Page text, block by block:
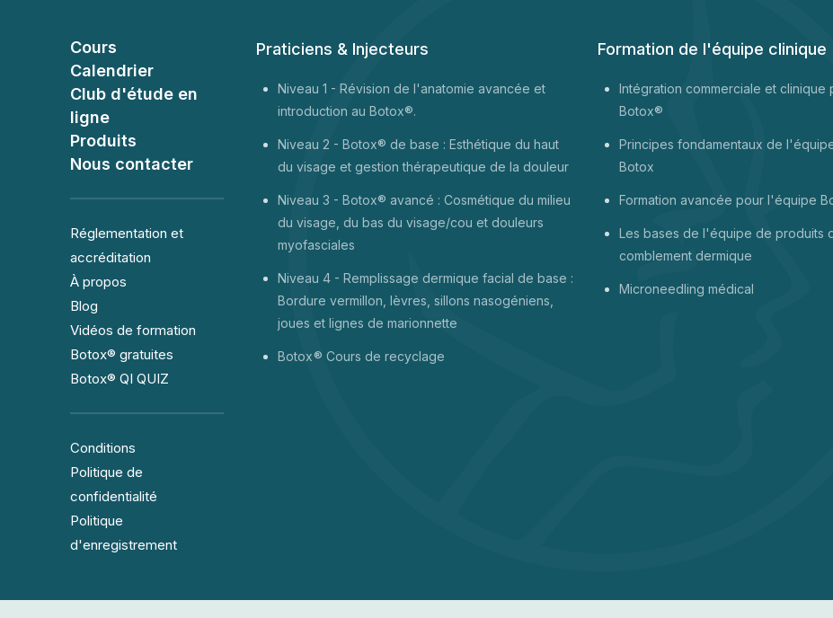
Cours
Calendrier
Club d'étude en
ligne
Produits
Nous contacter
Réglementation et
accréditation
À propos
Blog
Vidéos de formation
Botox® gratuites
Botox® QI QUIZ
Conditions
Politique de
confidentialité
Politique
d'enregistrement
Praticiens & Injecteurs
Niveau 1 - Révision de l'anatomie avancée et
introduction au Botox®.
Niveau 2 - Botox® de base : Esthétique du haut
du visage et gestion thérapeutique de la douleur
Niveau 3 - Botox® avancé : Cosmétique du milieu
du visage, du bas du visage/cou et douleurs
myofasciales
Niveau 4 - Remplissage dermique facial de base :
Bordure vermillon, lèvres, sillons nasogéniens,
joues et lignes de marionnette
Botox® Cours de recyclage
Formation de l'équipe clinique
Intégration commerciale et clinique
Botox®
Principes fondamentaux de
Botox
Formation avancée pour l'équipe
Les bases de l'équipe de produits
comblement dermique
Microneedling médical